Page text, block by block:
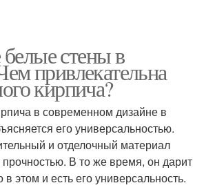
стены в
привлекательна
кирпича?
в современном дизайне в
его универсальностью.
и отделочный материал
В то же время, он дарит
этом и есть его универсальность.